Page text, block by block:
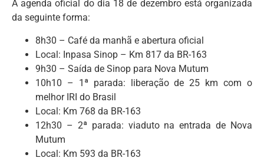
A agenda oficial do dia 18 de dezembro está organizada
da seguinte forma:
8h30 – Café da manhã e abertura oficial
Local: Inpasa Sinop – Km 817 da BR-163
9h30 – Saída de Sinop para Nova Mutum
10h10 – 1ª parada: liberação de 25 km com o
melhor IRI do Brasil
Local: Km 768 da BR-163
12h30 – 2ª parada: viaduto na entrada de Nova
Mutum
Local: Km 593 da BR-163